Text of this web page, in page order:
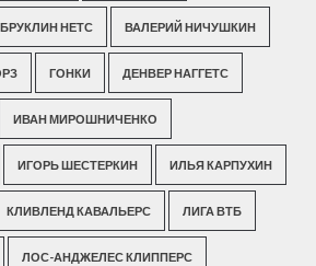
БРУКЛИН НЕТС ВАЛЕРИЙ НИЧУШКИН
ГОНКИ ДЕНВЕР НАГГЕТС
ИВАН МИРОШНИЧЕНКО
ИГОРЬ ШЕСТЕРКИН ИЛЬЯ КАРПУХИН
КЛИВЛЕНД КАВАЛЬЕРС ЛИГА ВТБ
ЛОС-АНДЖЕЛЕС КЛИППЕРС